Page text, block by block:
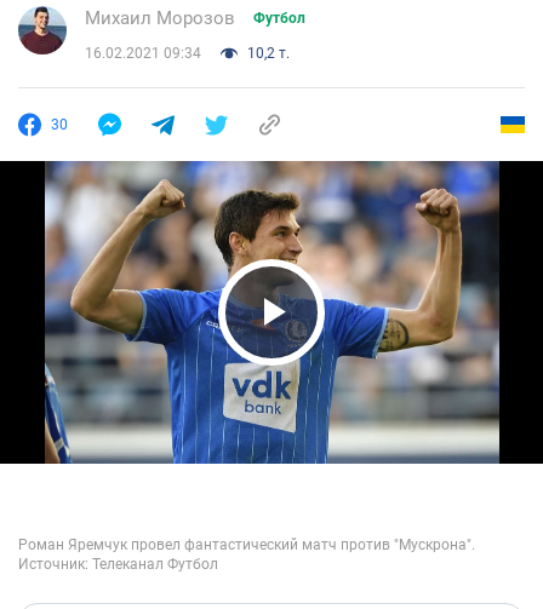
Михаил Морозов Футбол
16.02.2021 09:34 10,2 т.
30
Play Video